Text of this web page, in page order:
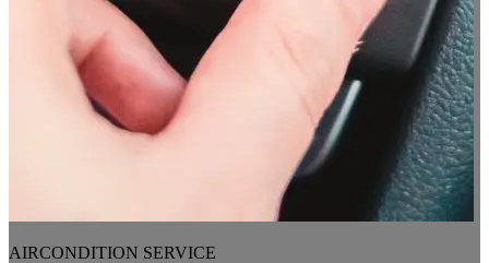
AIRCONDITION SERVICE